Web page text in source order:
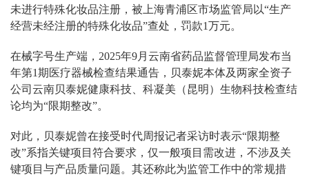
未进行特殊化妆品注册 ，被上海青浦区市场监管局以“生产
经营未经注册的特殊化妆品”查处，罚款1万元。
在械字号生产端，2025年9月云南省药品监督管理局发布当
年第1期医疗器械检查结果通告，贝泰妮本体及两家全资子
公司云南贝泰妮健康科技、科凝美（昆明）生物科技检查结
论均为“限期整改”。
对此，贝泰妮曾在接受时代周报记者采访时表示“限期整
改”系指关键项目符合要求，仅一般项目需改进，不涉及关
键项目与产品质量问题。其还称此为监管工作中的常规措